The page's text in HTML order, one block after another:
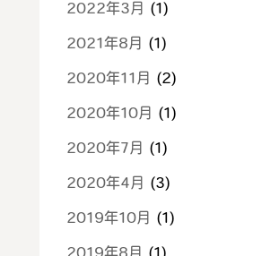
2022年3月 (1)
2021年8月 (1)
2020年11月 (2)
2020年10月 (1)
2020年7月 (1)
2020年4月 (3)
2019年10月 (1)